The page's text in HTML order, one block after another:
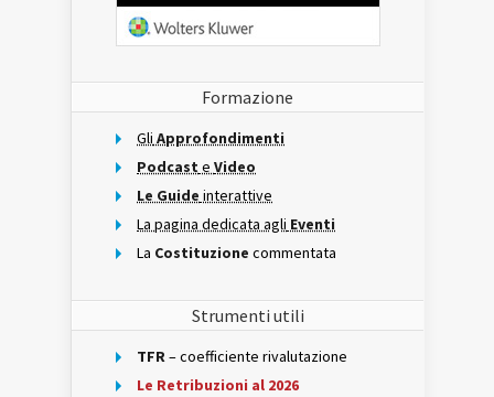
Formazione
Gli Approfondimenti
Podcast e Video
Le Guide interattive
La pagina dedicata agli Eventi
La Costituzione commentata
Strumenti utili
TFR– coefficiente rivalutazione
Le Retribuzioni al 2026